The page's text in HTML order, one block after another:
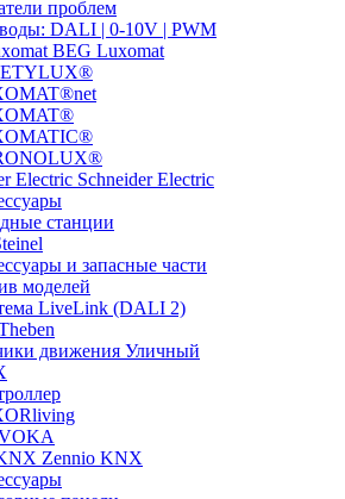
проблем
DALI | 0-10V | PWM
BEG Luxomat
Schneider Electric
станции
и запасные части
моделей
LiveLink (DALI 2)
движения Уличный
Zennio KNX